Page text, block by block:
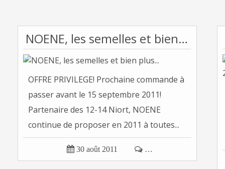
NOENE, les semelles et bien plus...
OFFRE PRIVILEGE! Prochaine commande à
passer avant le 15 septembre 2011!
Partenaire des 12-14 Niort, NOENE
continue de proposer en 2011 à toutes...
 30 août 2011  …